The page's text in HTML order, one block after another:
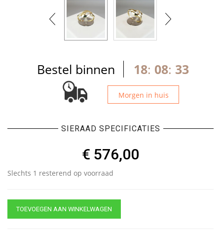
Bestel binnen 18: 08: 33
Morgen in huis
SIERAAD SPECIFICATIES
€ 576,00
Slechts 1 resterend op voorraad
TOEVOEGEN AAN WINKELWAGEN